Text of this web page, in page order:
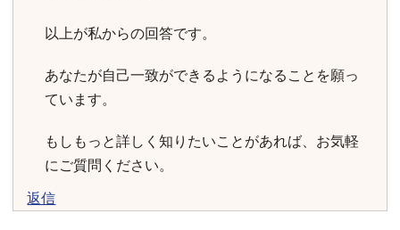
以上が私からの回答です。
あなたが自己一致ができるようになることを願っ
ています。
もしもっと詳しく知りたいことがあれば、お気軽
にご質問ください。
返信